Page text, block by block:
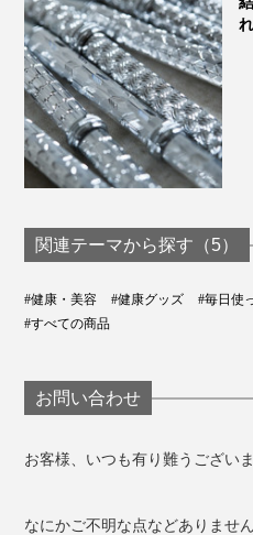
関連テーマから探す（5）
#健康・美容 #健康グッズ #毎日使
#すべての商品
お問い合わせ
お客様、いつも有り難うございま
なにかご不明な点などありませ